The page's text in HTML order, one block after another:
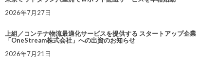
2026年7月27日
上組／コンテナ物流最適化サービスを提供する スタートアップ企業
「OneStream株式会社」への出資のお知らせ
2026年7月21日